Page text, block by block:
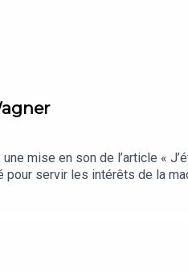
mise en son de l’article «
pour servir les intérêts de la
les menaces, il a fini par
Comédien : Laurent